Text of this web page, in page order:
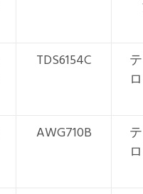
TDS6154C
AWG710B